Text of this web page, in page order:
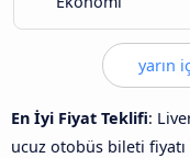
yarın
En İyi Fiyat Teklifi:
ucuz otobüs bileti fiyatı